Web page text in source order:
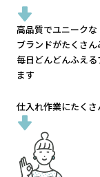
高品質でユニークな
ブランドがたくさん
毎日どんどんふえ
ます
仕入れ作業にたく